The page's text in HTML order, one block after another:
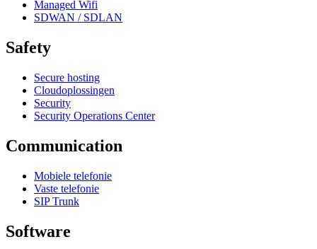
Managed Wifi
SDWAN / SDLAN
Safety
Secure hosting
Cloudoplossingen
Security
Security Operations Center
Communication
Mobiele telefonie
Vaste telefonie
SIP Trunk
Software